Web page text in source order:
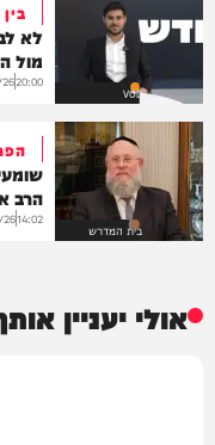
VOD
לא
מול
20:00
בית המדרש
הרב
14:02
26
אולי יעניין